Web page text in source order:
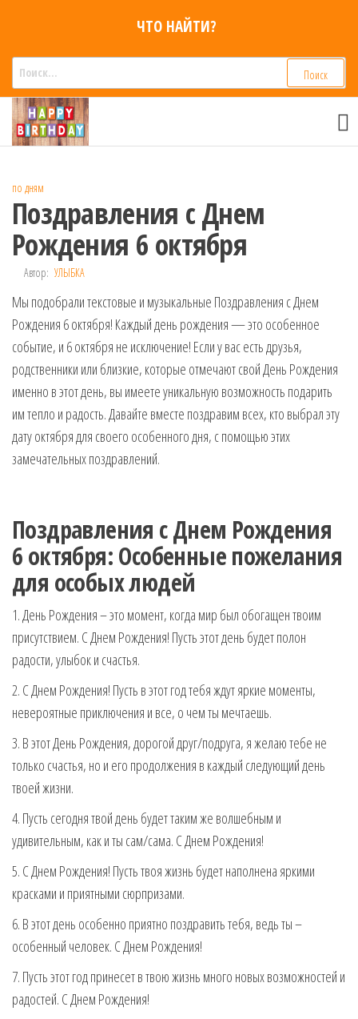
содержимому
ЧТО НАЙТИ?
поздравления
Голосовые смс
мобильный
для мужчин,
друзей.
Поздравления
в Смс на
телефон,
музыкальные.
Только для
тебя —
готовые
голосовые
СМС,
Песни. Самые
Нежные,
Красивые,
Приятные
каждый день и
безумно
сообщения!
по дням
Поздравления с Днем
Рождения 6 октября
Автор: УЛЫБКА
Мы подобрали текстовые и музыкальные Поздравления с Днем
Рождения 6 октября! Каждый день рождения — это особенное
событие, и 6 октября не исключение! Если у вас есть друзья,
родственники или близкие, которые отмечают свой День Рождения
именно в этот день, вы имеете уникальную возможность подарить
им тепло и радость. Давайте вместе поздравим всех, кто выбрал эту
дату октября для своего особенного дня, с помощью этих
замечательных поздравлений.
Поздравления с Днем Рождения
6 октября: Особенные пожелания
для особых людей
1. День Рождения – это момент, когда мир был обогащен твоим
присутствием. С Днем Рождения! Пусть этот день будет полон
радости, улыбок и счастья.
2. С Днем Рождения! Пусть в этот год тебя ждут яркие моменты,
невероятные приключения и все, о чем ты мечтаешь.
3. В этот День Рождения, дорогой друг/подруга, я желаю тебе не
только счастья, но и его продолжения в каждый следующий день
твоей жизни.
4. Пусть сегодня твой день будет таким же волшебным и
удивительным, как и ты сам/сама. С Днем Рождения!
5. С Днем Рождения! Пусть твоя жизнь будет наполнена яркими
красками и приятными сюрпризами.
6. В этот день особенно приятно поздравить тебя, ведь ты –
особенный человек. С Днем Рождения!
7. Пусть этот год принесет в твою жизнь много новых возможностей и
радостей. С Днем Рождения!